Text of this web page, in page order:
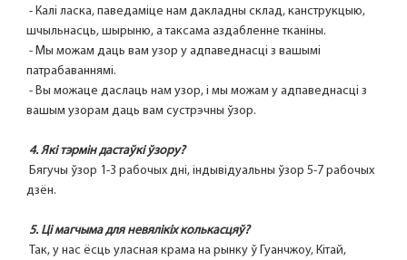
шчыльнасць, шырыню, а таксама аздабленне тканіны.
патрабаваннямі.
вашым узорам даць вам сустрэчны ўзор.
4. Які тэрмін дастаўкі ўзору?
дзён.
5. Ці магчыма для невялікіх колькасцяў?